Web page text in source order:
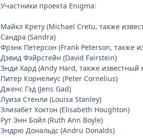
Участники проекта Enigma:
Майкл Крету (Michael Cretu, также
Сандра (Sandra)
Фрэнк Петерсон (Frank Peterson, также
Дэвид Фэйрстейн (David Fairstein)
Энди Хард (Andy Hard, также известный
Питер Корнелиус (Peter Cornelius)
Дженс Гэд (Jens Gad)
Луиза Стенли (Louisa Stanley)
Элизабет Хоктон (Elisabeth Houghton)
Рут Энн Бойл (Ruth Ann Boyle)
Эндрю Дональдс (Andru Donalds)